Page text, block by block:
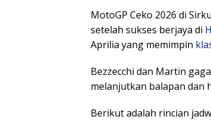
MotoGP Ceko 2026 di
setelah sukses berjaya di
Aprilia yang memimpin
Bezzecchi dan Martin
melanjutkan balapan dan
Berikut adalah rincian